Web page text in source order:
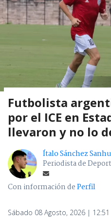
Futbolista
por el ICE en
llevaron y no lo
Ítalo Sánchez
Periodista de
Con información dePerfil
Sábado 08 Agosto, 2026 | 12:51